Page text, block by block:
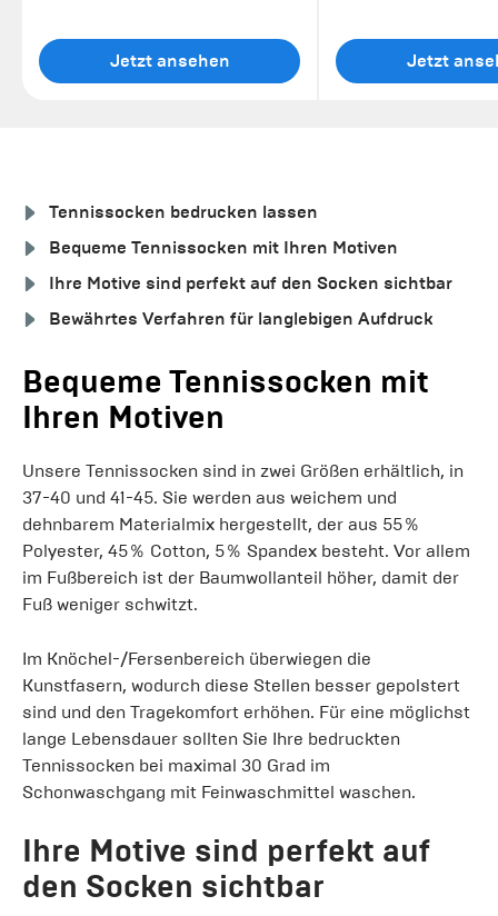
Jetzt ansehen Jetzt
Tennissocken bedrucken lassen
Bequeme Tennissocken mit Ihren Motiven
Ihre Motive sind perfekt auf den Socken sichtbar
Bewährtes Verfahren für langlebigen Aufdruck
Bequeme Tennissocken mit
Ihren Motiven
Unsere Tennissocken sind in zwei Größen erhältlich, in
37-40 und 41-45. Sie werden aus weichem und
dehnbarem Materialmix hergestellt, der aus 55％
Polyester, 45％ Cotton, 5％ Spandex besteht. Vor allem
im Fußbereich ist der Baumwollanteil höher, damit der
Fuß weniger schwitzt.
Im Knöchel-/Fersenbereich überwiegen die
Kunstfasern, wodurch diese Stellen besser gepolstert
sind und den Tragekomfort erhöhen. Für eine möglichst
lange Lebensdauer sollten Sie Ihre bedruckten
Tennissocken bei maximal 30 Grad im
Schonwaschgang mit Feinwaschmittel waschen.
Ihre Motive sind perfekt auf
den Socken sichtbar